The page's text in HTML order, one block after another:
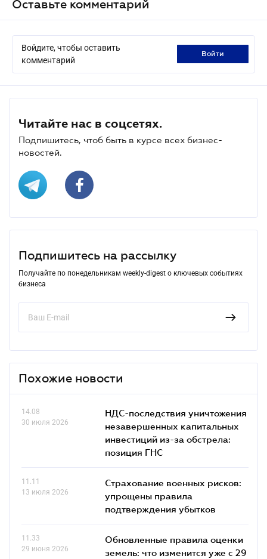
Оставьте комментарий
Войдите, чтобы оставить
комментарий
войти
Читайте нас в соцсетях.
Подпишитесь, чтоб быть в курсе всех бизнес-
новостей.
Подпишитесь на рассылку
Получайте по понедельникам weekly-digest о ключевых событиях
бизнеса
Похожие новости
14.08
30 июля 2026
НДС-последствия уничтожения
незавершенных капитальных
инвестиций из-за обстрела:
позиция ГНС
11.11
13 июля 2026
Страхование военных рисков:
упрощены правила
подтверждения убытков
11.33
29 июня 2026
Обновленные правила оценки
земель: что изменится уже с 29